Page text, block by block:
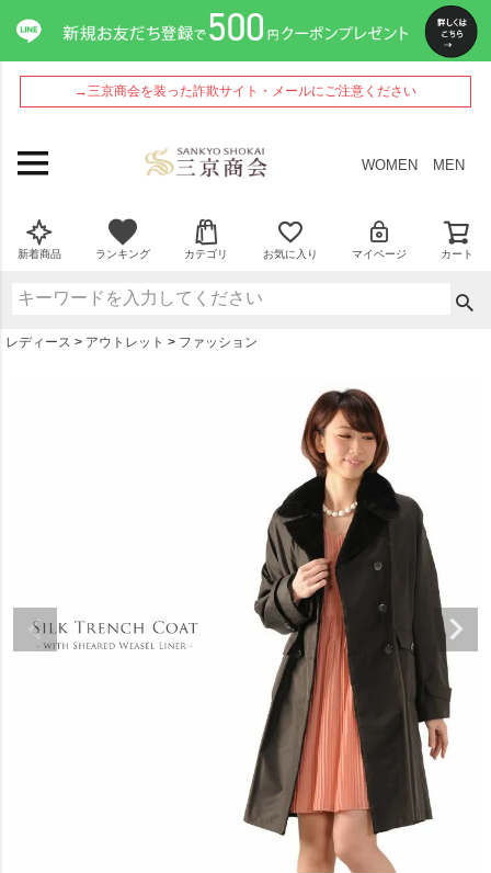
→三京商会を装った詐欺サイト・メールにご注意ください
WOMEN MEN
新着商品 ランキング カテゴリ お気に入り マイページ カート
レディース アウトレット ファッション
ペー
ジト
ップ
へ